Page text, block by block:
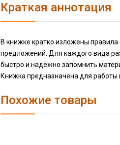
Краткая аннотация
В книжке кратко изложены
предложений. Для каждого вида
быстро и надёжно запомнить
Книжка предназначена для работы
Похожие товары